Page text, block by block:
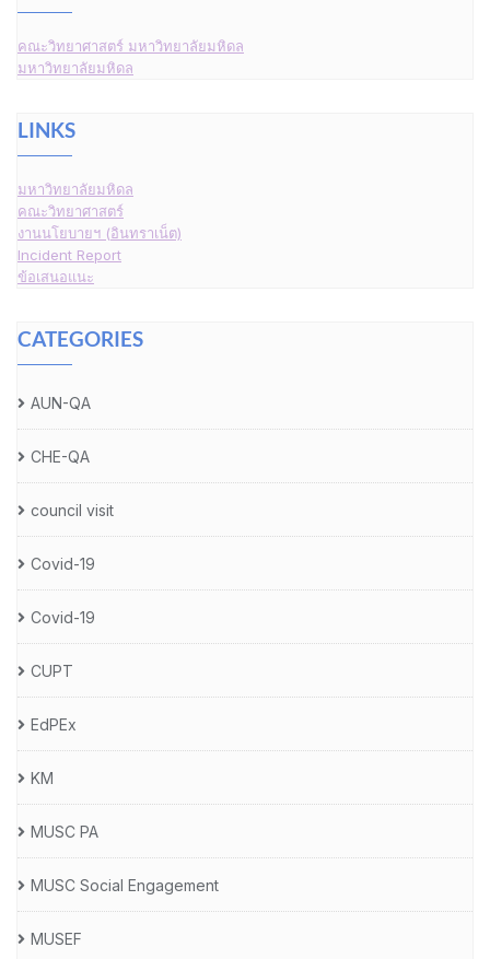
คณะวิทยาศาสตร์ มหาวิทยาลัยมหิดล
มหาวิทยาลัยมหิดล
LINKS
มหาวิทยาลัยมหิดล
คณะวิทยาศาสตร์
งานนโยบายฯ (อินทราเน็ต)
Incident Report
ข้อเสนอแนะ
CATEGORIES
AUN-QA
CHE-QA
council visit
Covid-19
Covid-19
CUPT
EdPEx
KM
MUSC PA
MUSC Social Engagement
MUSEF